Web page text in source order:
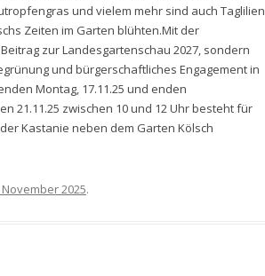
und vielem mehr sind auch Taglilien
Zeiten im Garten blühten.Mit der
zur Landesgartenschau 2027, sondern
und bürgerschaftliches Engagement in
Montag, 17.11.25 und enden
21.11.25 zwischen 10 und 12 Uhr besteht für
Kastanie neben dem Garten Kölsch
November 2025.